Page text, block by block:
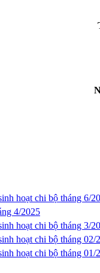
hoạt chi bộ tháng 6/
4/2025
hoạt chi bộ tháng 3/
hoạt chi bộ tháng 02/
hoạt chi bộ tháng 01/